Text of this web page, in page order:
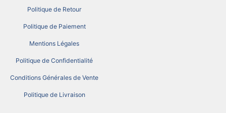
Politique de Retour
Politique de Paiement
Mentions Légales
Politique de Confidentialité
Conditions Générales de Vente
Politique de Livraison